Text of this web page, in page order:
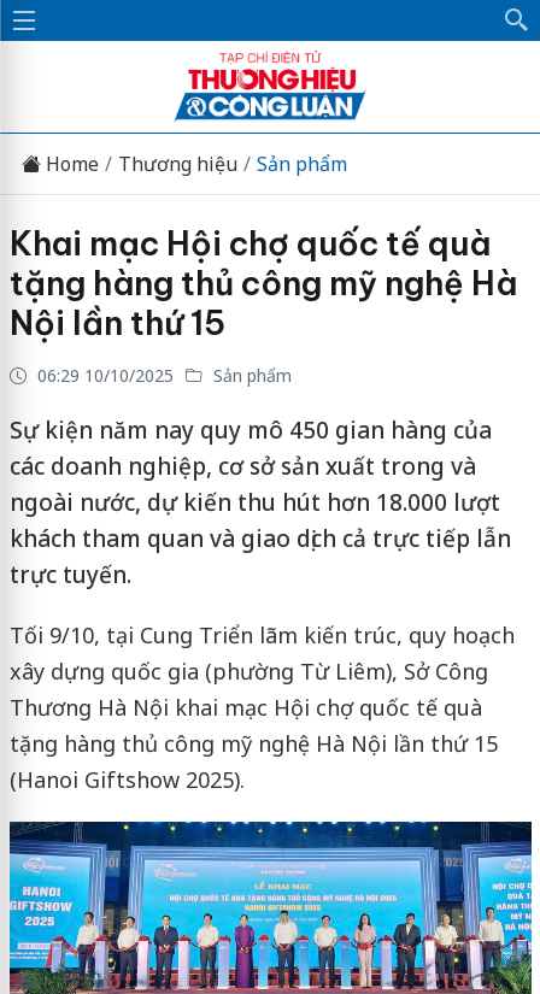
Home Thương hiệu Sản phẩm
Khai mạc Hội chợ quốc tế quà
tặng hàng thủ công mỹ nghệ Hà
Nội lần thứ 15
06:29 10/10/2025 Sản phẩm
Sự kiện năm nay quy mô 450 gian hàng của
các doanh nghiệp, cơ sở sản xuất trong và
ngoài nước, dự kiến thu hút hơn 18.000 lượt
khách tham quan và giao dịch cả trực tiếp lẫn
trực tuyến.
Tối 9/10, tại Cung Triển lãm kiến trúc, quy hoạch
xây dựng quốc gia (phường Từ Liêm), Sở Công
Thương Hà Nội khai mạc Hội chợ quốc tế quà
tặng hàng thủ công mỹ nghệ Hà Nội lần thứ 15
(Hanoi Giftshow 2025).